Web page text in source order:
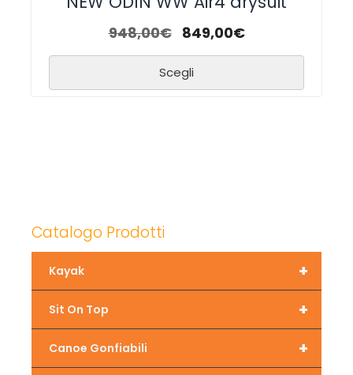
948,00€ 849,00€
Scegli
Catalogo Prodotti
+
Kayak
+
Sit On Top
+
Canoe Gonfiabili